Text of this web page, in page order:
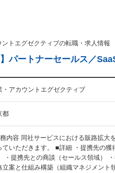
トエグゼクティブの転職・求人情報
】パートナーセールス／
・アカウントエグゼクティブ
都
内容 同社サービスにおける販路拡大
ていただきます。 ■詳細 ・提携先の
・提携先との商談（セールス領域）
立案と仕組み構築（組織マネジメント